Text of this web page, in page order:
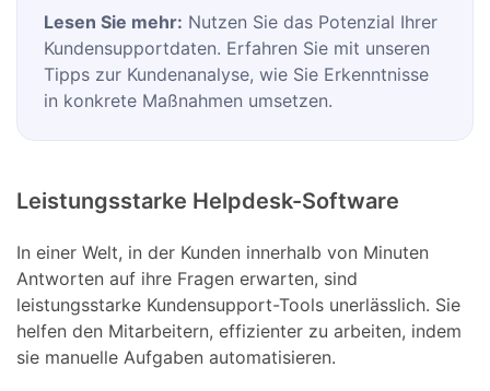
Lesen Sie mehr: Nutzen Sie das Potenzial Ihrer
Kundensupportdaten. Erfahren Sie mit unseren
Tipps zur Kundenanalyse, wie Sie Erkenntnisse
in konkrete Maßnahmen umsetzen.
Leistungsstarke Helpdesk-Software
In einer Welt, in der Kunden innerhalb von Minuten
Antworten auf ihre Fragen erwarten, sind
leistungsstarke Kundensupport-Tools unerlässlich. Sie
helfen den Mitarbeitern, effizienter zu arbeiten, indem
sie manuelle Aufgaben automatisieren.